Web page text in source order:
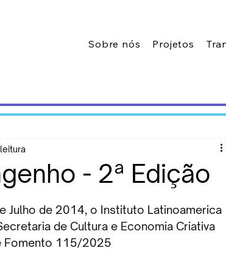
Sobre nós Projetos
- 2ª Edição
Julho de 2014, o Instituto Latinoamerica
de Cultura e Economia Criativa
Fomento 115/2025